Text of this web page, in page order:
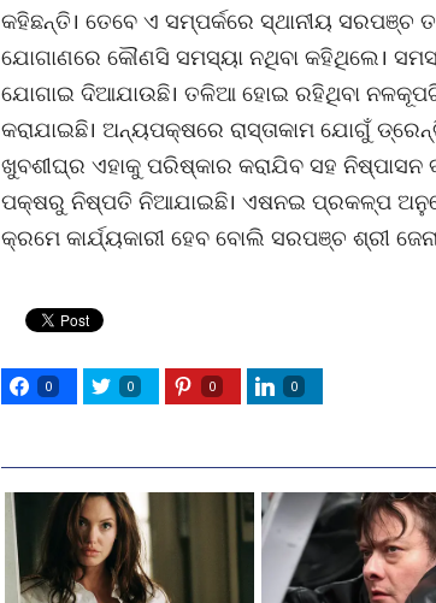
କହିଛନ୍ତି। ତେବେ ଏ ସମ୍ପର୍କରେ ସ୍ଥାନୀୟ ସରପଞ୍ଚ
ଯୋଗାଣରେ କୌଣସି ସମସ୍ୟା ନଥିବା କହିଥିଲେ।
ଯୋଗାଇ ଦିଆଯାଉଛି। ତଳିଆ ହୋଇ ରହିଥିବା
କରାଯାଇଛି। ଅନ୍ୟପକ୍ଷରେ ରାସ୍ତାକାମ ଯୋଗୁଁ
ଖୁବଶୀଘ୍ର ଏହାକୁ ପରିଷ୍କାର କରାଯିବ ସହ ନିଷ୍ପାସନ
ପକ୍ଷରୁ ନିଷ୍ପତି ନିଆଯାଇଛି। ଏଷନଇ ପ୍ରକଳ୍ପ
କ୍ରମେ କାର୍ଯ୍ୟକାରୀ ହେବ ବୋଲି ସରପଞ୍ଚ ଶ୍ରୀ
0 0 0 0